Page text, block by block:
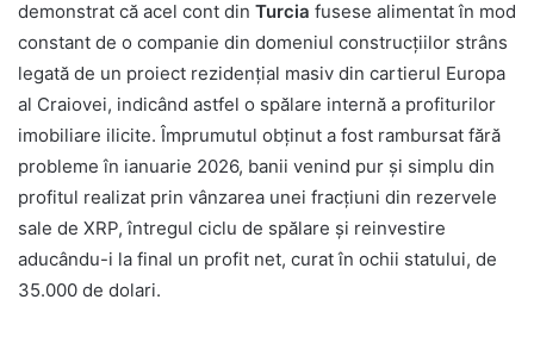
demonstrat că acel cont din Turcia fusese alimentat în mod
constant de o companie din domeniul construcțiilor strâns
legată de un proiect rezidențial masiv din cartierul Europa
al Craiovei, indicând astfel o spălare internă a profiturilor
imobiliare ilicite. Împrumutul obținut a fost rambursat fără
probleme în ianuarie 2026, banii venind pur și simplu din
profitul realizat prin vânzarea unei fracțiuni din rezervele
sale de XRP, întregul ciclu de spălare și reinvestire
aducându-i la final un profit net, curat în ochii statului, de
35.000 de dolari.